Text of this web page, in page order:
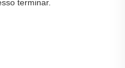
terminar.